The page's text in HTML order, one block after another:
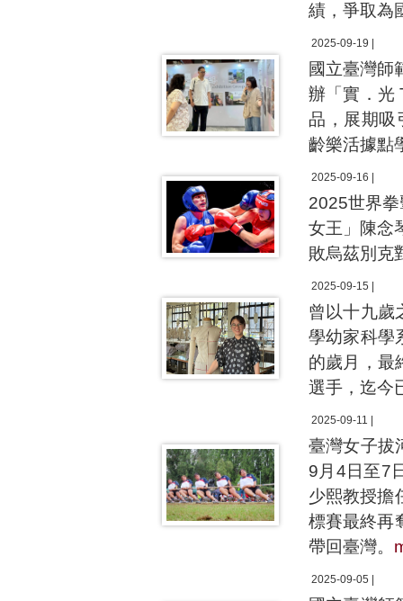
績，爭取為
2025-09-19 |
國立臺灣師
辦「實．光
品，展期吸
齡樂活據點
2025-09-16 |
2025世界
女王」陳念
敗烏茲別克
2025-09-15 |
曾以十九歲
學幼家科學
的歲月，最
選手，迄今
2025-09-11 |
臺灣女子拔
9月4日至7
少熙教授擔
標賽最終再
帶回臺灣。
2025-09-05 |